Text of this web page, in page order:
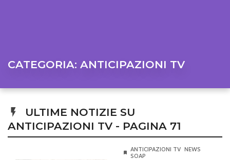
CATEGORIA: ANTICIPAZIONI TV
ULTIME NOTIZIE SU
ANTICIPAZIONI TV - PAGINA 71
ANTICIPAZIONI TV NEWS
SOAP